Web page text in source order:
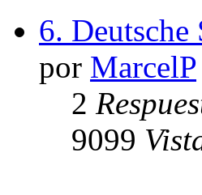
6.
por MarcelP
2
9099